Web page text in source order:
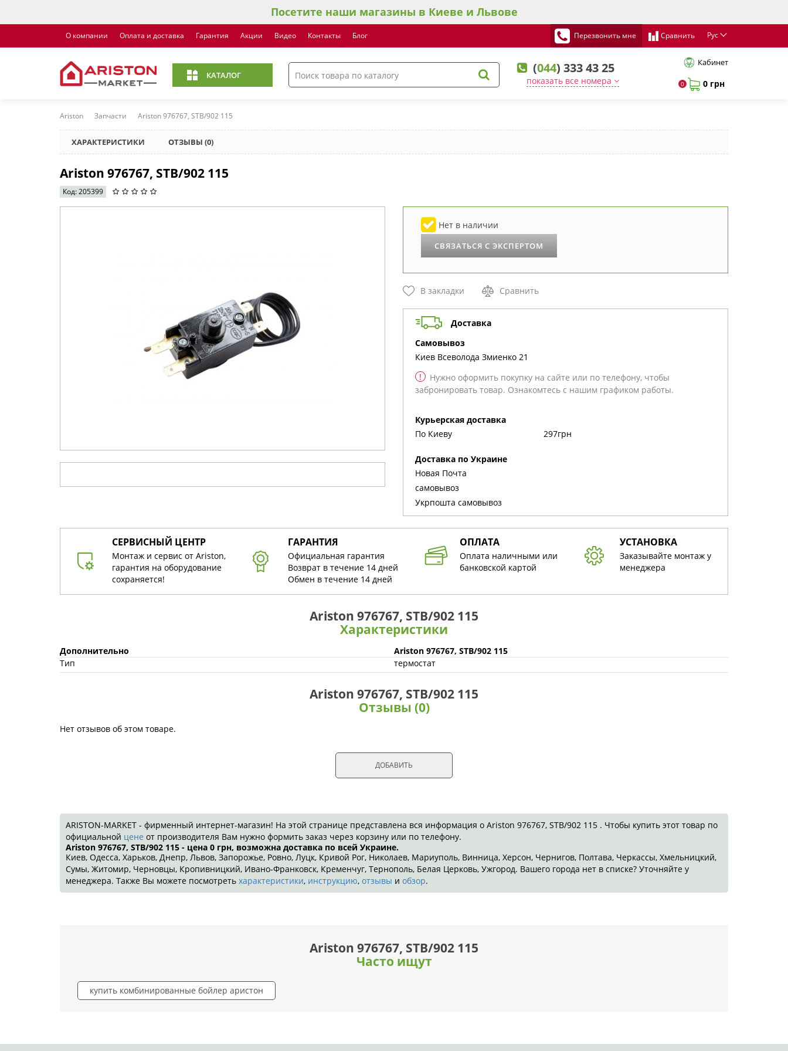
Посетите наши магазины в Киеве и Львове
О компании Оплата и доставка Гарантия Акции Видео Контакты Блог Перезвонить мне Сравнить Рус
КАТАЛОГ (044) 333 43 25
показать все номера
Кабинет
0 0 грн
Ariston Запчасти Ariston 976767, STB/902 115
ХАРАКТЕРИСТИКИ ОТЗЫВЫ (0)
Ariston 976767, STB/902 115
Код: 205399
Нет в наличии
СВЯЗАТЬСЯ С ЭКСПЕРТОМ
В закладки Сравнить
Доставка
cамовывоз
Киев Всеволода Змиенко 21
!
Нужно оформить покупку на сайте или по телефону, чтобы
забронировать товар. Ознакомтесь с нашим графиком работы.
Курьерская доставка
По Киеву
297грн
Доставка по Украине
Новая Почта
cамовывоз
Укрпошта cамовывоз
СЕРВИСНЫЙ ЦЕНТР
Монтаж и сервис от Ariston,
гарантия на оборудование
сохраняется!
ГАРАНТИЯ
Официальная гарантия
Возврат в течение 14 дней
Обмен в течение 14 дней
ОПЛАТА
Оплата наличными или
банковской картой
УСТАНОВКА
Заказывайте монтаж у
менеджера
Ariston 976767, STB/902 115
Характеристики
Дополнительно
Ariston 976767, STB/902 115
Тип
термостат
Ariston 976767, STB/902 115
Отзывы (0)
Нет отзывов об этом товаре.
ДОБАВИТЬ
ARISTON-MARKET - фирменный интернет-магазин! На этой странице представлена вся информация о Ariston 976767, STB/902 115 . Чтобы купить этот товар по
официальной цене от производителя Вам нужно формить заказ через корзину или по телефону.
Ariston 976767, STB/902 115 - цена 0 грн, возможна доставка по всей Украине.
Киев, Одесса, Харьков, Днепр, Львов, Запорожье, Ровно, Луцк, Кривой Рог, Николаев, Мариуполь, Винница, Херсон, Чернигов, Полтава, Черкассы, Хмельницкий,
Сумы, Житомир, Черновцы, Кропивницкий, Ивано-Франковск, Кременчуг, Тернополь, Белая Церковь, Ужгород. Вашего города нет в списке? Уточняйте у
менеджера. Также Вы можете посмотреть характеристики, инструкцию, отзывы и обзор.
Ariston 976767, STB/902 115
Часто ищут
купить комбинированные бойлер аристон